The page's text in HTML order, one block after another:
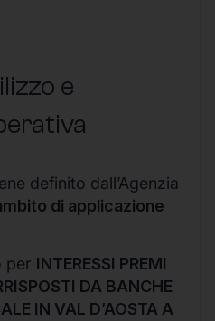
e
definito dall’Agenzia
di applicazione
per INTERESSI PREMI
DA BANCHE
IN VAL D’AOSTA A